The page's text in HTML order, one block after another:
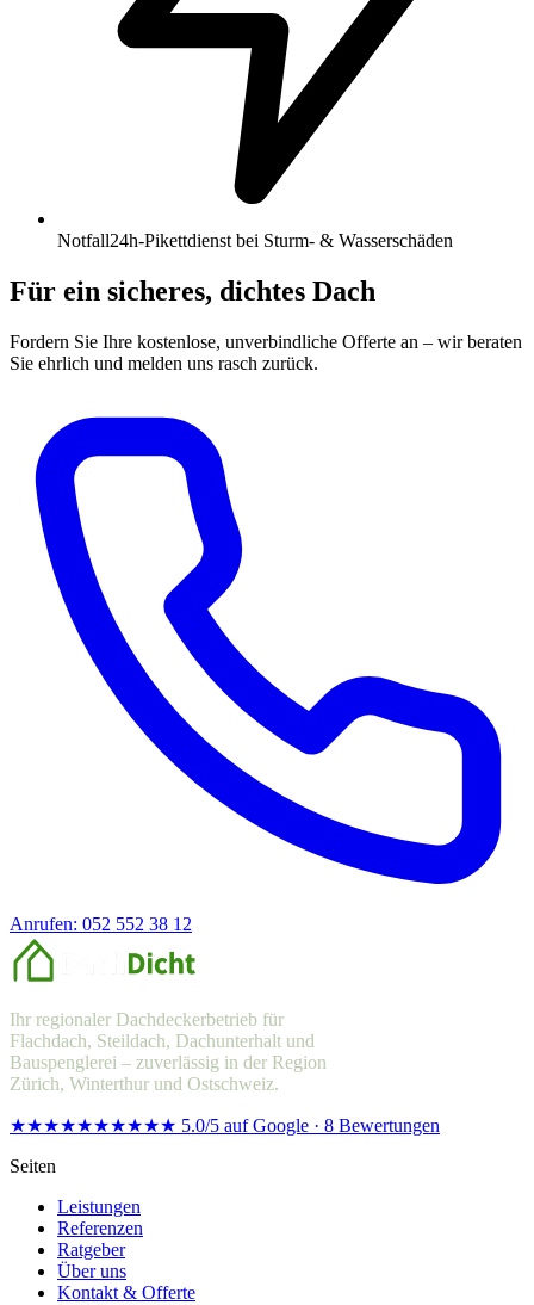
Notfall24h-Pikettdienst bei Sturm- & Wasserschäden
Für ein sicheres, dichtes Dach
Fordern Sie Ihre kostenlose, unverbindliche Offerte an – wir beraten
Sie ehrlich und melden uns rasch zurück.
Anrufen: 052 552 38 12
Ihr regionaler Dachdeckerbetrieb für
Flachdach, Steildach, Dachunterhalt und
Bauspenglerei – zuverlässig in der Region
Zürich, Winterthur und Ostschweiz.
★★★★★★★★★★ 5.0/5 auf Google · 8 Bewertungen
Seiten
Leistungen
Referenzen
Ratgeber
Über uns
Kontakt & Offerte